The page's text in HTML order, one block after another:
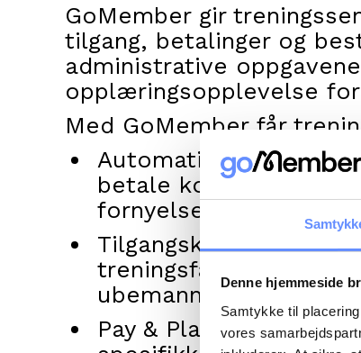
Denne hjemmeside
Samtykke til
vores
GoMember gir
tilgang, betalinger og
administrative
opplæringsopplevelse
Med GoMember får
Automatisk
betale kontingentene
fornyelser og
Tilgangskontroll til
treningsfasilitetene
ubemannede
Pay & Play-tilgang